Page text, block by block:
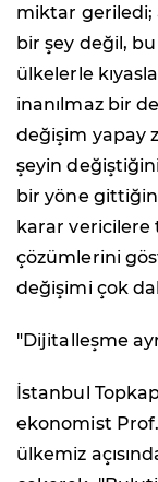
miktar geriledi;
bir şey değil,
ülkelerle
inanılmaz bir
değişim yapay
şeyin
bir yöne
karar
çözümlerini
değişimi çok
"Dijitalleşme
İstanbul
ekonomist
ülkemiz